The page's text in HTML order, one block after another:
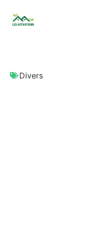
Divers